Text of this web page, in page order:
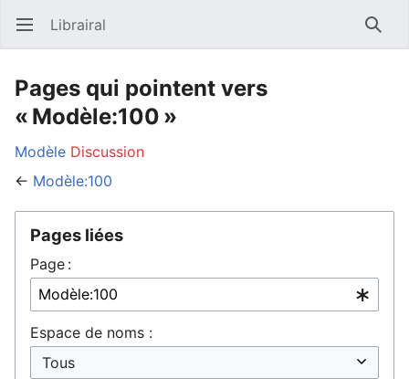
Ouvrir le menu principal Librairal
Pages qui pointent vers
« Modèle:100 »
Modèle Discussion
← Modèle:100
Pages liées
Page :
Espace de noms :